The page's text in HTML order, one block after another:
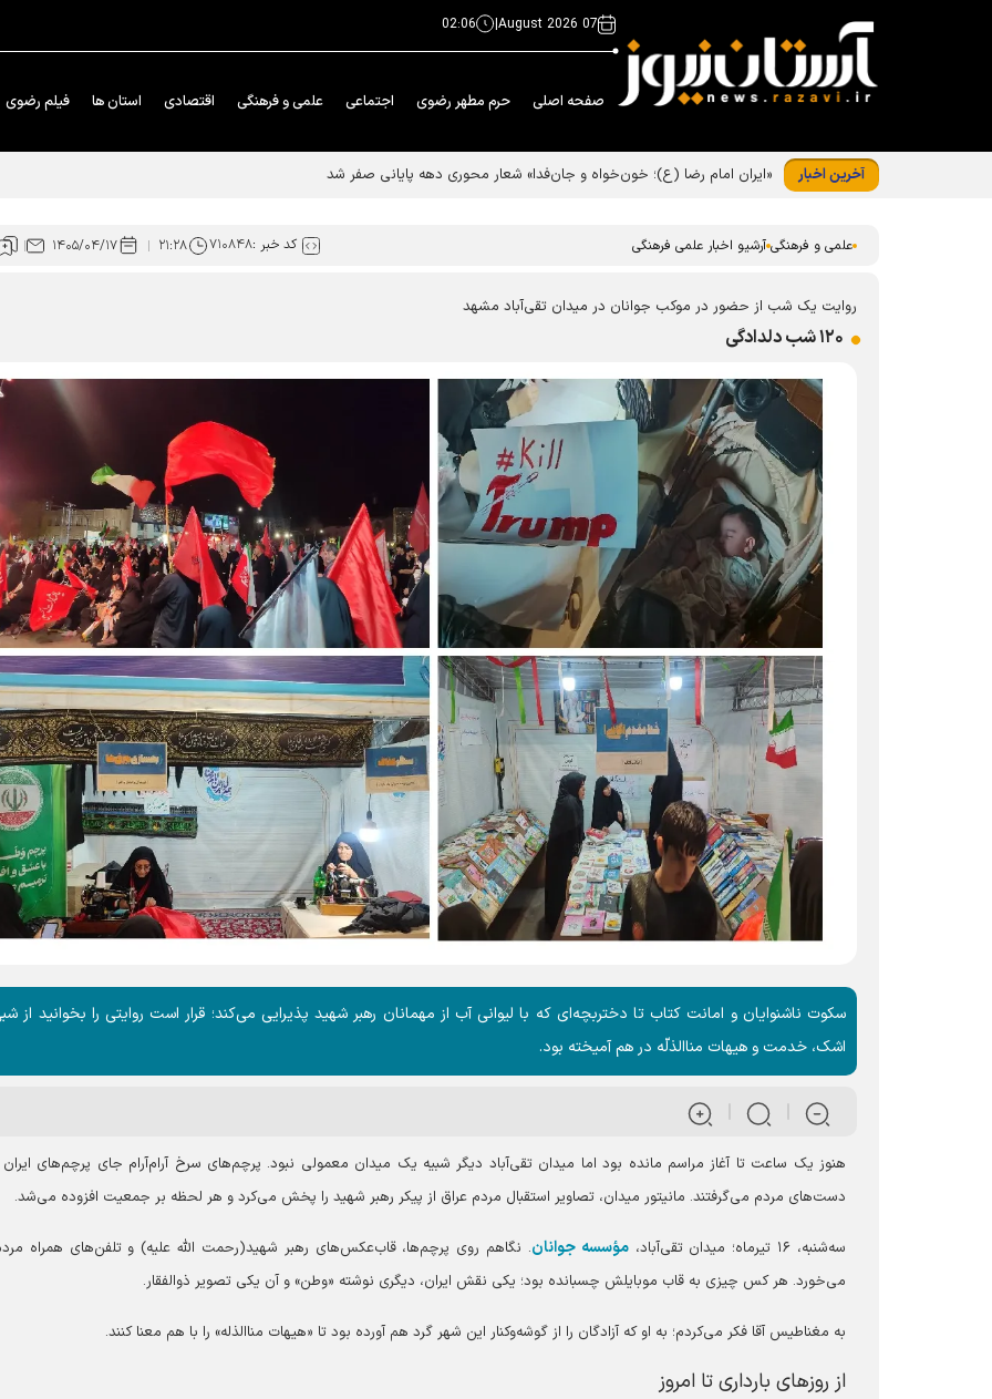
07 August 2026
|
02:06
صفحه اصلی حرم مطهر رضوی اجتماعی علمی و فرهنگی اقتصادی استان ها فیلم رضوی
آخرین اخبار
علمی و فرهنگی آرشیو اخبار علمی فرهنگی کد خبر :۷۱۰۸۴۸ ۲۱:۲۸ ۱۴۰۵/۰۴/۱۷
روایت یک شب از حضور در موکب جوانان در میدان تقی‌آباد مشهد
۱۲۰ شب دلدادگی
سکوت ناشنوایان و امانت کتاب تا دختربچه‌ای که با لیوانی آب از مهمانان رهبر شهید پذیرایی می‌کند؛ قرار است روایتی را بخوانید از
اشک، خدمت و هیهات مناالذلّه در هم آمیخته بود.
هنوز یک ساعت تا آغاز مراسم مانده بود اما میدان تقی‌آباد دیگر شبیه یک میدان معمولی نبود. پرچم‌های سرخ آرام‌آرام جای پرچم‌های ایران
دست‌های مردم می‌گرفتند. مانیتور میدان، تصاویر استقبال مردم عراق از پیکر رهبر شهید را پخش می‌کرد و هر لحظه بر جمعیت افزوده می‌شد.
سه‌شنبه، ۱۶ تیرماه؛ میدان تقی‌آباد، مؤسسه جوانان. نگاهم روی پرچم‌ها، قاب‌عکس‌های رهبر شهید(رحمت الله علیه) و تلفن‌های همراه
می‌خورد. هر کس چیزی به قاب موبایلش چسبانده بود؛ یکی نقش ایران، دیگری نوشته «وطن» و آن یکی تصویر ذوالفقار.
به مغناطیس آقا فکر می‌کردم؛ به او که آزادگان را از گوشه‌وکنار این شهر گرد هم آورده بود تا «هیهات مناالذله» را با هم معنا کنند.
از روزهای بارداری تا امروز